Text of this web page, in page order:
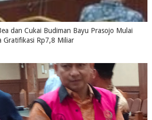
dan Cukai Budiman Bayu Prasojo Mulai
Gratifikasi Rp7,8 Miliar